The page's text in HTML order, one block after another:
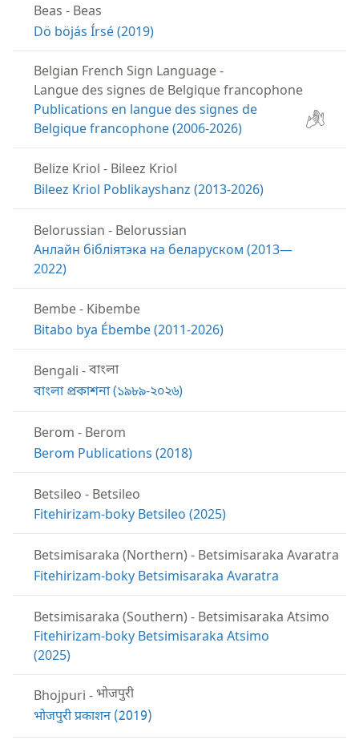
Beas - Beas
Dö böjás Írsé (2019)
Belgian French Sign Language-
Langue des signes de Belgique francophone
Publications en langue des signes de
Belgique francophone (2006-2026)
Belize Kriol - Bileez Kriol
Bileez Kriol Poblikayshanz (2013-2026)
Belorussian - Belorussian
Анлайн бібліятэка на беларуском (2013—
2022)
Bembe- Kibembe
Bitabo bya Ébembe (2011-2026)
Bengali -বাংলা
বাংলা প্রকাশনা (১৯৮৯-২০২৬)
Berom - Berom
Berom Publications (2018)
Betsileo - Betsileo
Fitehirizam-boky Betsileo (2025)
Betsimisaraka (Northern) - Betsimisaraka Avaratra
Fitehirizam-boky Betsimisaraka Avaratra
Betsimisaraka (Southern) - Betsimisaraka Atsimo
Fitehirizam-boky Betsimisaraka Atsimo
(2025)
Bhojpuri -भोजपुरी
भोजपुरी प्रकाशन (2019)